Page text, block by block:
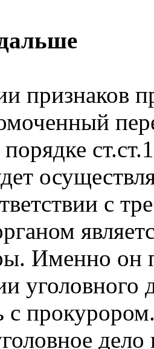
признаков
порядке
с
Именно он
уголовного
с